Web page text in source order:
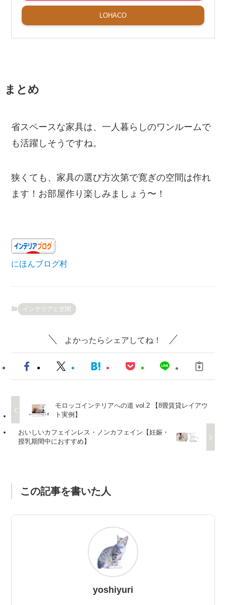
LOHACO
まとめ
省スペースな家具は、一人暮らしのワンルームで
も活躍しそうですね。
狭くても、家具の選び方次第で寛ぎの空間は作れ
ます！お部屋作り楽しみましょう〜！
にほんブログ村
インテリアと空間
よかったらシェアしてね！
モロッコインテリアへの道 vol.2 【8畳賃貸レイアウ
ト実例】
おいしいカフェインレス・ノンカフェイン【妊娠・
授乳期間中におすすめ】
この記事を書いた人
yoshiyuri